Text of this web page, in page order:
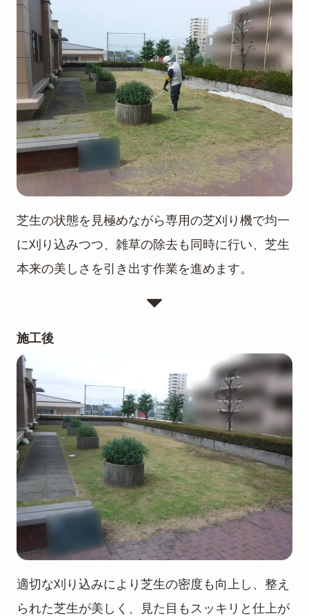
芝生の状態を見極めながら専用の芝刈り機で均一
に刈り込みつつ、雑草の除去も同時に行い、芝生
本来の美しさを引き出す作業を進めます。
施工後
適切な刈り込みにより芝生の密度も向上し、整え
られた芝生が美しく、見た目もスッキリと仕上が